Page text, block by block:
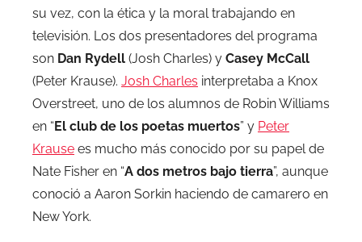
su vez, con la ética y la moral trabajando en
televisión. Los dos presentadores del programa
son Dan Rydell (Josh Charles) y Casey McCall
(Peter Krause). Josh Charles interpretaba a Knox
Overstreet, uno de los alumnos de Robin Williams
en “ El club de los poetas muertos” y Peter
Krause es mucho más conocido por su papel de
Nate Fisher en “A dos metros bajo tierra”, aunque
conoció a Aaron Sorkin haciendo de camarero en
New York.